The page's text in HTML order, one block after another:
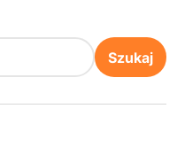
Szukaj